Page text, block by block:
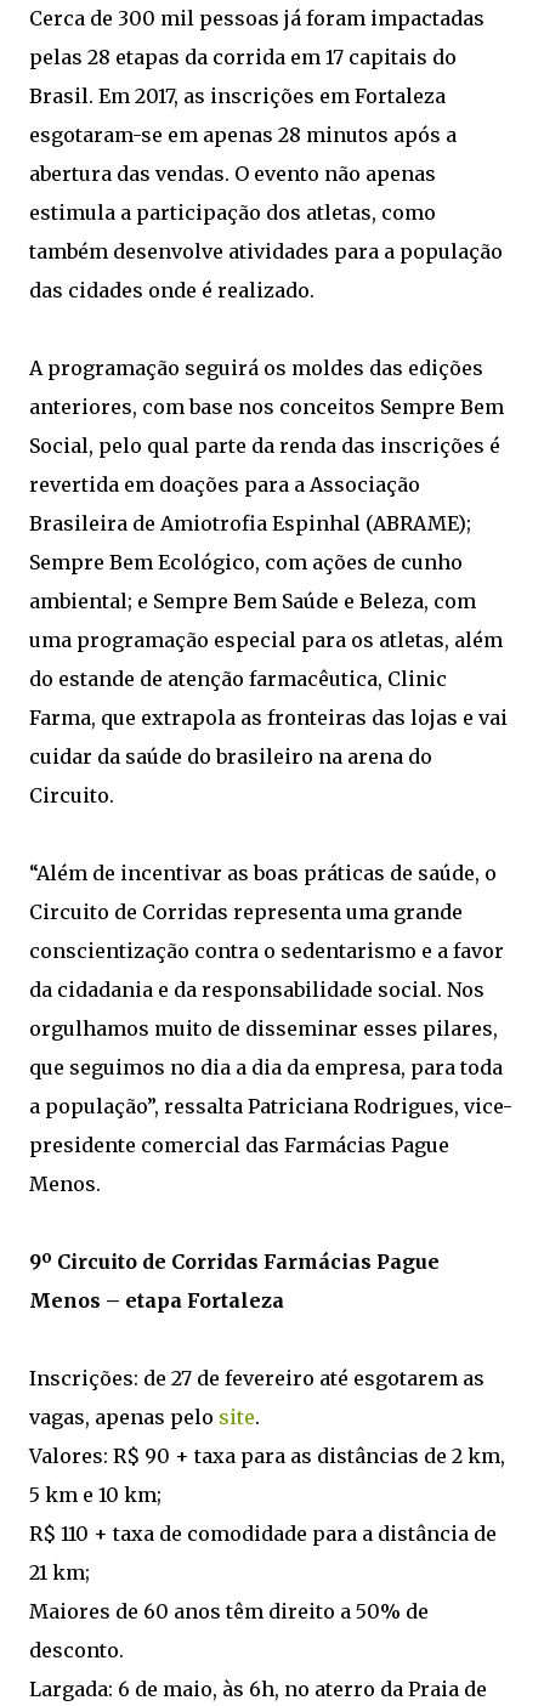
Cerca de 300 mil pessoas já foram impactadas
pelas 28 etapas da corrida em 17 capitais do
Brasil. Em 2017, as inscrições em Fortaleza
esgotaram-se em apenas 28 minutos após a
abertura das vendas. O evento não apenas
estimula a participação dos atletas, como
também desenvolve atividades para a população
das cidades onde é realizado.
A programação seguirá os moldes das edições
anteriores, com base nos conceitos Sempre Bem
Social, pelo qual parte da renda das inscrições é
revertida em doações para a Associação
Brasileira de Amiotrofia Espinhal (ABRAME);
Sempre Bem Ecológico, com ações de cunho
ambiental; e Sempre Bem Saúde e Beleza, com
uma programação especial para os atletas, além
do estande de atenção farmacêutica, Clinic
Farma, que extrapola as fronteiras das lojas e vai
cuidar da saúde do brasileiro na arena do
Circuito.
“Além de incentivar as boas práticas de saúde, o
Circuito de Corridas representa uma grande
conscientização contra o sedentarismo e a favor
da cidadania e da responsabilidade social. Nos
orgulhamos muito de disseminar esses pilares,
que seguimos no dia a dia da empresa, para toda
a população”, ressalta Patriciana Rodrigues, vice-
presidente comercial das Farmácias Pague
Menos.
9º Circuito de Corridas Farmácias Pague
Menos – etapa Fortaleza
Inscrições: de 27 de fevereiro até esgotarem as
vagas, apenas pelo site.
Valores: R$ 90 + taxa para as distâncias de 2 km,
5 km e 10 km;
R$ 110 + taxa de comodidade para a distância de
21 km;
Maiores de 60 anos têm direito a 50% de
desconto.
Largada: 6 de maio, às 6h, no aterro da Praia de